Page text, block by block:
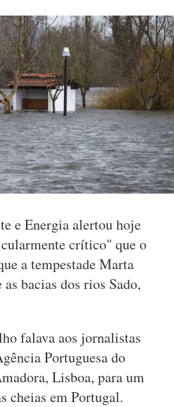
e Energia alertou hoje
crítico" que o
a tempestade Marta
bacias dos rios Sado,
falava aos jornalistas
Portuguesa do
Lisboa, para um
cheias em Portugal.